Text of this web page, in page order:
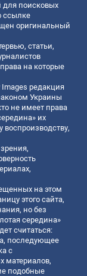
для поисковых
ссылке
оригинальный
статьи,
на которые
редакция
Украины
не имеет права
их
на этом
этого сайта,
но без
середина»
считаться:
последующее
с
материалов,
подобные